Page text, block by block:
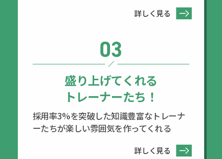
詳しく見る
03
盛り上げてくれる
トレーナーたち！
採用率3%を突破した知識豊富なトレーナ
ーたちが楽しい雰囲気を作ってくれる
詳しく見る